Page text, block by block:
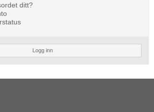
ditt?
Logg inn